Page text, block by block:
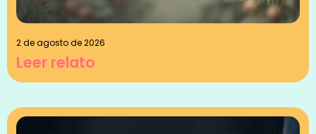
2 de agosto de 2026
Leer relato